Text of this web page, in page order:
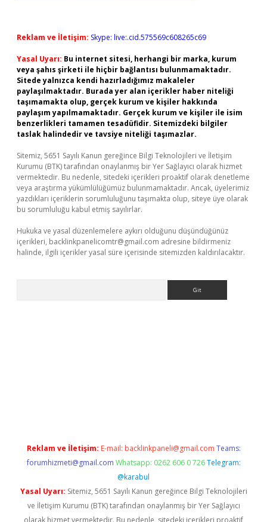
Reklam ve İletişim: Skype: live:.cid.575569c608265c69
Yasal Uyarı: Bu internet sitesi, herhangi bir marka, kurum
veya şahıs şirketi ile hiçbir bağlantısı bulunmamaktadır.
Sitede yalnızca kendi hazırladığımız makaleler
paylaşılmaktadır. Burada yer alan içerikler haber niteliği
taşımamakta olup, gerçek kurum ve kişiler hakkında
paylaşım yapılmamaktadır. Gerçek kurum ve kişiler ile isim
benzerlikleri tamamen tesadüfidir. Sitemizdeki bilgiler
taslak halindedir ve tavsiye niteliği taşımazlar.
Sitemiz, 5651 Sayılı Kanun gereğince Bilgi Teknolojileri ve İletişim
Kurumu (BTK) tarafından onaylanmış bir Yer Sağlayıcı olarak hizmet
vermektedir. Bu nedenle, sitedeki içerikleri proaktif olarak denetleme
veya araştırma yükümlülüğümüz bulunmamaktadır. Ancak, üyelerimiz
yazdıkları içeriklerin sorumluluğunu taşımakta olup, siteye üye olarak
bu sorumluluğu kabul etmiş sayılırlar.
Hukuka ve yasal düzenlemelere aykırı olduğunu düşündüğünüz
içerikleri, backlinkpanelicomtr@gmail.com adresine bildirmeniz
halinde, ilgili içerikler yasal süre içerisinde sitemizden kaldırılacaktır.
Reklam ve İletişim: E-mail: backlinkpaneli@gmail.com Teams:
forumhizmeti@gmail.com Whatsapp: 0262 606 0 726 Telegram:
@karabul
Yasal Uyarı: Sitemiz, 5651 Sayılı Kanun gereğince Bilgi Teknolojileri
ve İletişim Kurumu (BTK) tarafından onaylanmış bir Yer Sağlayıcı
olarak hizmet vermektedir. Bu nedenle, sitedeki içerikleri proaktif